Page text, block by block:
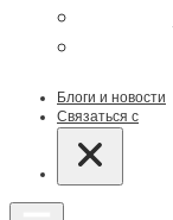
Блоги и новости
Связаться с